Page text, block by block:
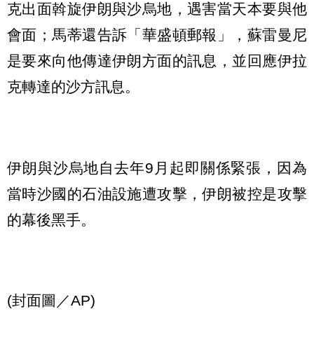
克出面斡旋伊朗與沙烏地，遇害當天本要與他
會面；馬蒂還告訴「華盛頓郵報」，蘇雷曼尼
是要來向他傳達伊朗方面的訊息，並回應伊拉
克轉達的沙方訊息。
伊朗與沙烏地自去年9月起即關係緊張，因為
當時沙國的石油設施遭攻擊，伊朗被控是攻擊
的幕後黑手。
(封面圖／AP)